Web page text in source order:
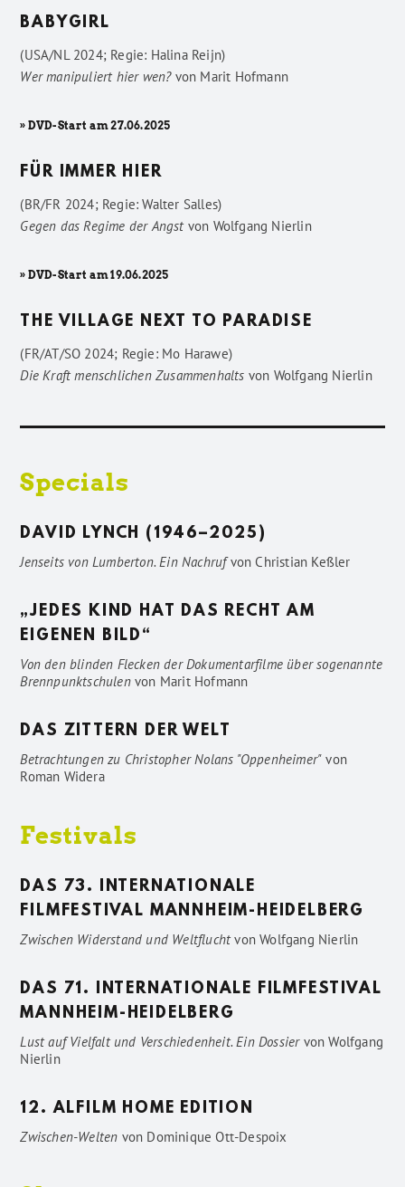
BABYGIRL
(USA/NL 2024; Regie: Halina Reijn)
Wer manipuliert hier wen?von Marit Hofmann
» DVD-Start am 27.06.2025
FÜR IMMER HIER
(BR/FR 2024; Regie: Walter Salles)
Gegen das Regime der Angstvon Wolfgang Nierlin
» DVD-Start am 19.06.2025
THE VILLAGE NEXT TO PARADISE
(FR/AT/SO 2024; Regie: Mo Harawe)
Die Kraft menschlichen Zusammenhalts von Wolfgang Nierlin
Specials
DAVID LYNCH (1946–2025)
Jenseits von Lumberton. Ein NachrufvonChristian Keßler
„JEDES KIND HAT DAS RECHT AM
EIGENEN BILD“
Von den blinden Flecken der Dokumentarfilme über sogenannte
Brennpunktschulenvon Marit Hofmann
DAS ZITTERN DER WELT
Betrachtungen zu Christopher Nolans "Oppenheimer" von
Roman Widera
Festivals
DAS 73. INTERNATIONALE
FILMFESTIVAL MANNHEIM-HEIDELBERG
Zwischen Widerstand und WeltfluchtvonWolfgang Nierlin
DAS 71. INTERNATIONALE FILMFESTIVAL
MANNHEIM-HEIDELBERG
Lust auf Vielfalt und Verschiedenheit. Ein DossiervonWolfgang
Nierlin
12. ALFILM HOME EDITION
Zwischen-Welten von Dominique Ott-Despoix